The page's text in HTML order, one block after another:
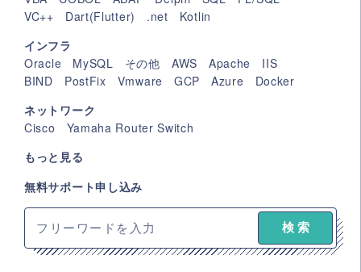
VC++
Dart(Flutter) .net
Kotlin
インフラ
Oracle
MySQL その他 AWS Apache
IIS
BIND
PostFix Vmware GCP Azure
Docker
ネットワーク
Cisco
Yamaha Router Switch
もっと見る
無料サポート申し込み